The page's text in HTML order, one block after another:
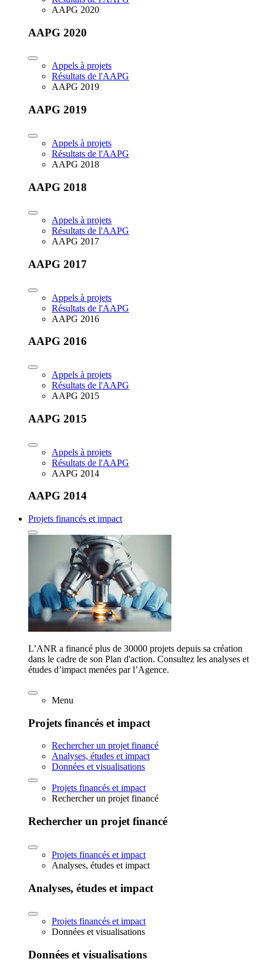
AAPG 2020
AAPG 2020
Appels à projets
Résultats de l'AAPG
AAPG 2019
AAPG 2019
Appels à projets
Résultats de l'AAPG
AAPG 2018
AAPG 2018
Appels à projets
Résultats de l'AAPG
AAPG 2017
AAPG 2017
Appels à projets
Résultats de l'AAPG
AAPG 2016
AAPG 2016
Appels à projets
Résultats de l'AAPG
AAPG 2015
AAPG 2015
Appels à projets
Résultats de l'AAPG
AAPG 2014
AAPG 2014
Projets financés et impact
L’ANR a financé plus de 30000 projets depuis sa création
dans le cadre de son Plan d'action. Consultez les analyses et
études d’impact menées par l’Agence.
Menu
Projets financés et impact
Rechercher un projet financé
Analyses, études et impact
Données et visualisations
Projets financés et impact
Rechercher un projet financé
Rechercher un projet financé
Projets financés et impact
Analyses, études et impact
Analyses, études et impact
Projets financés et impact
Données et visualisations
Données et visualisations